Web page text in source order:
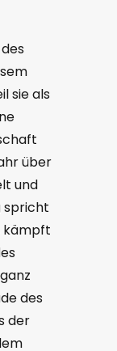
sie als
über
und
spricht
kämpft
des
der